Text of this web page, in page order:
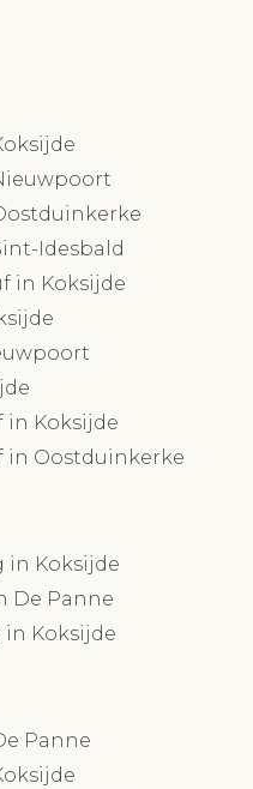
Idesbald
in Koksijde
in Koksijde
in Oostduinkerke
Koksijde
De Panne
Koksijde
Panne